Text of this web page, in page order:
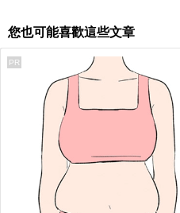
您也可能喜歡這些文章
PR